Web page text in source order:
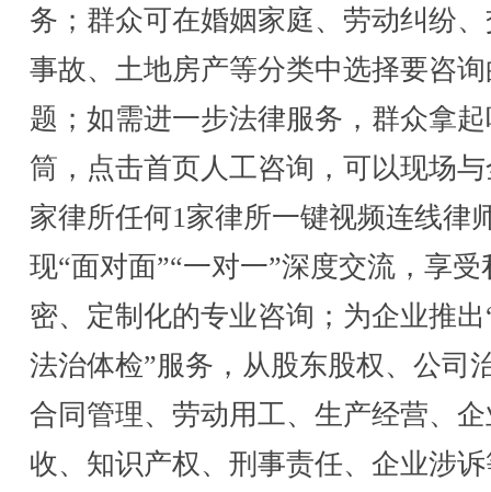
务；群众可在婚姻家庭、劳动纠纷
事故、土地房产等分类中选择要咨
题；如需进一步法律服务，群众拿
筒，点击首页人工咨询，可以现场
家律所任何1家律所一键视频连线律
现“面对面”“一对一”深度交流，享受
密、定制化的专业咨询；为企业推出
法治体检”服务，从股东股权、公司
合同管理、劳动用工、生产经营、
收、知识产权、刑事责任、企业涉